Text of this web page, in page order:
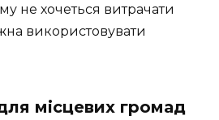
не хочеться витрачати
використовувати
місцевих громад